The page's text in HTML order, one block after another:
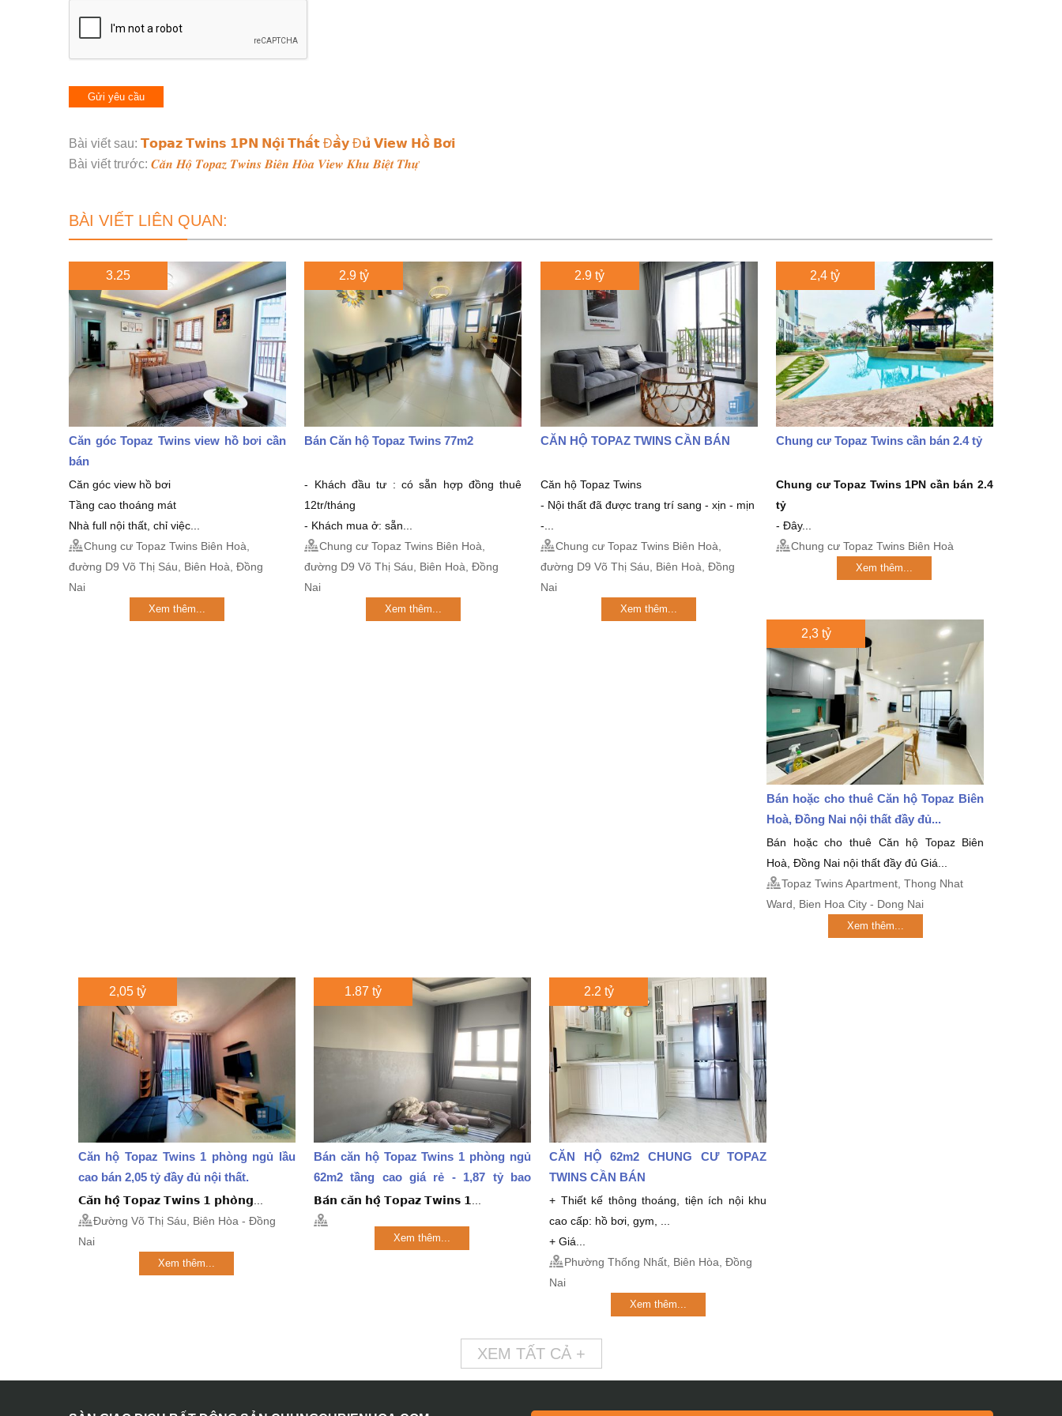
Bài viết sau: 𝗧𝗼𝗽𝗮𝘇 𝗧𝘄𝗶𝗻𝘀 𝟭𝗣𝗡 𝗡𝗼̣̂𝗶 𝗧𝗵𝗮̂́𝘁 Đ𝗮̂̀𝘆 Đ𝘂̉ 𝗩𝗶𝗲𝘄 𝗛𝗼̂̀ 𝗕𝗼̛𝗶
Bài viết trước: 𝑪𝒂̆𝒏 𝑯𝒐̣̂ 𝑻𝒐𝒑𝒂𝒛 𝑻𝒘𝒊𝒏𝒔 𝑩𝒊𝒆̂𝒏 𝑯𝒐̀𝒂 𝑽𝒊𝒆𝒘 𝑲𝒉𝒖 𝑩𝒊𝒆̣̂𝒕 𝑻𝒉𝒖̛̣
BÀI VIẾT LIÊN QUAN:
3.25
Căn góc Topaz Twins view hồ bơi cần
bán
Căn góc view hồ bơi
Tầng cao thoáng mát
Nhà full nội thất, chỉ việc...
Chung cư Topaz Twins Biên Hoà,
đường D9 Võ Thị Sáu, Biên Hoà, Đồng
Nai
Xem thêm...
2.9 tỷ
Bán Căn hộ Topaz Twins 77m2
- Khách đầu tư : có sẵn hợp đồng thuê
12tr/tháng
- Khách mua ở: sẵn...
Chung cư Topaz Twins Biên Hoà,
đường D9 Võ Thị Sáu, Biên Hoà, Đồng
Nai
Xem thêm...
2.9 tỷ
CĂN HỘ TOPAZ TWINS CẦN BÁN
Căn hộ Topaz Twins
- Nội thất đã được trang trí sang - xịn - mịn
-...
Chung cư Topaz Twins Biên Hoà,
đường D9 Võ Thị Sáu, Biên Hoà, Đồng
Nai
Xem thêm...
2,4 tỷ
Chung cư Topaz Twins cần bán 2.4 tỷ
Chung cư Topaz Twins 1PN cần bán 2.4
tỷ
- Đây...
Chung cư Topaz Twins Biên Hoà
Xem thêm...
2,3 tỷ
Bán hoặc cho thuê Căn hộ Topaz Biên
Hoà, Đồng Nai nội thất đầy đủ...
Bán hoặc cho thuê Căn hộ Topaz Biên
Hoà, Đồng Nai nội thất đầy đủ Giá...
Topaz Twins Apartment, Thong Nhat
Ward, Bien Hoa City - Dong Nai
Xem thêm...
2,05 tỷ
Căn hộ Topaz Twins 1 phòng ngủ lầu
cao bán 2,05 tỷ đầy đủ nội thất.
𝗖𝗮̆𝗻 𝗵𝗼̣̂ 𝗧𝗼𝗽𝗮𝘇 𝗧𝘄𝗶𝗻𝘀 𝟭 𝗽𝗵𝗼̀𝗻𝗴...
Đường Võ Thị Sáu, Biên Hòa - Đồng
Nai
Xem thêm...
1.87 tỷ
Bán căn hộ Topaz Twins 1 phòng ngủ
62m2 tầng cao giá rẻ - 1,87 tỷ bao
giấy...
𝗕𝗮́𝗻 𝗰𝗮̆𝗻 𝗵𝗼̣̂ 𝗧𝗼𝗽𝗮𝘇 𝗧𝘄𝗶𝗻𝘀 𝟭...
Xem thêm...
2.2 tỷ
CĂN HỘ 62m2 CHUNG CƯ TOPAZ
TWINS CẦN BÁN
+ Thiết kế thông thoáng, tiện ích nội khu
cao cấp: hồ bơi, gym, ...
+ Giá...
Phường Thống Nhất, Biên Hòa, Đồng
Nai
Xem thêm...
XEM TẤT CẢ +